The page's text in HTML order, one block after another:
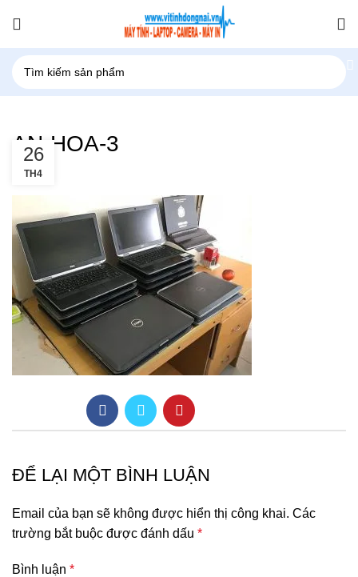
AN-HOA-3
26
TH4
ĐỂ LẠI MỘT BÌNH LUẬN
Email của bạn sẽ không được hiển thị công khai. Các
trường bắt buộc được đánh dấu *
Bình luận *